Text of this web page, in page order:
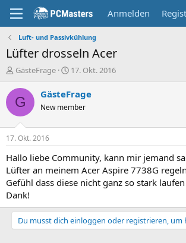
Anmelden
Luft- und Passivkühlung
Lüfter drosseln Acer
E
s
t
e
r
GästeFrage
E
s
e
t
a
17. Okt. 2016
G GästeFrage
New member
17. Okt. 2016
Hallo liebe Community, kann mir jemand
Lüfter an meinem Acer Aspire 7738G
Gefühl dass diese nicht ganz so stark
Dank!
Du musst dich einloggen oder registrieren, um